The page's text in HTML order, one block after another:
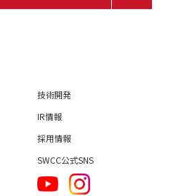
技術開発
IR情報
採用情報
SWCC公式SNS